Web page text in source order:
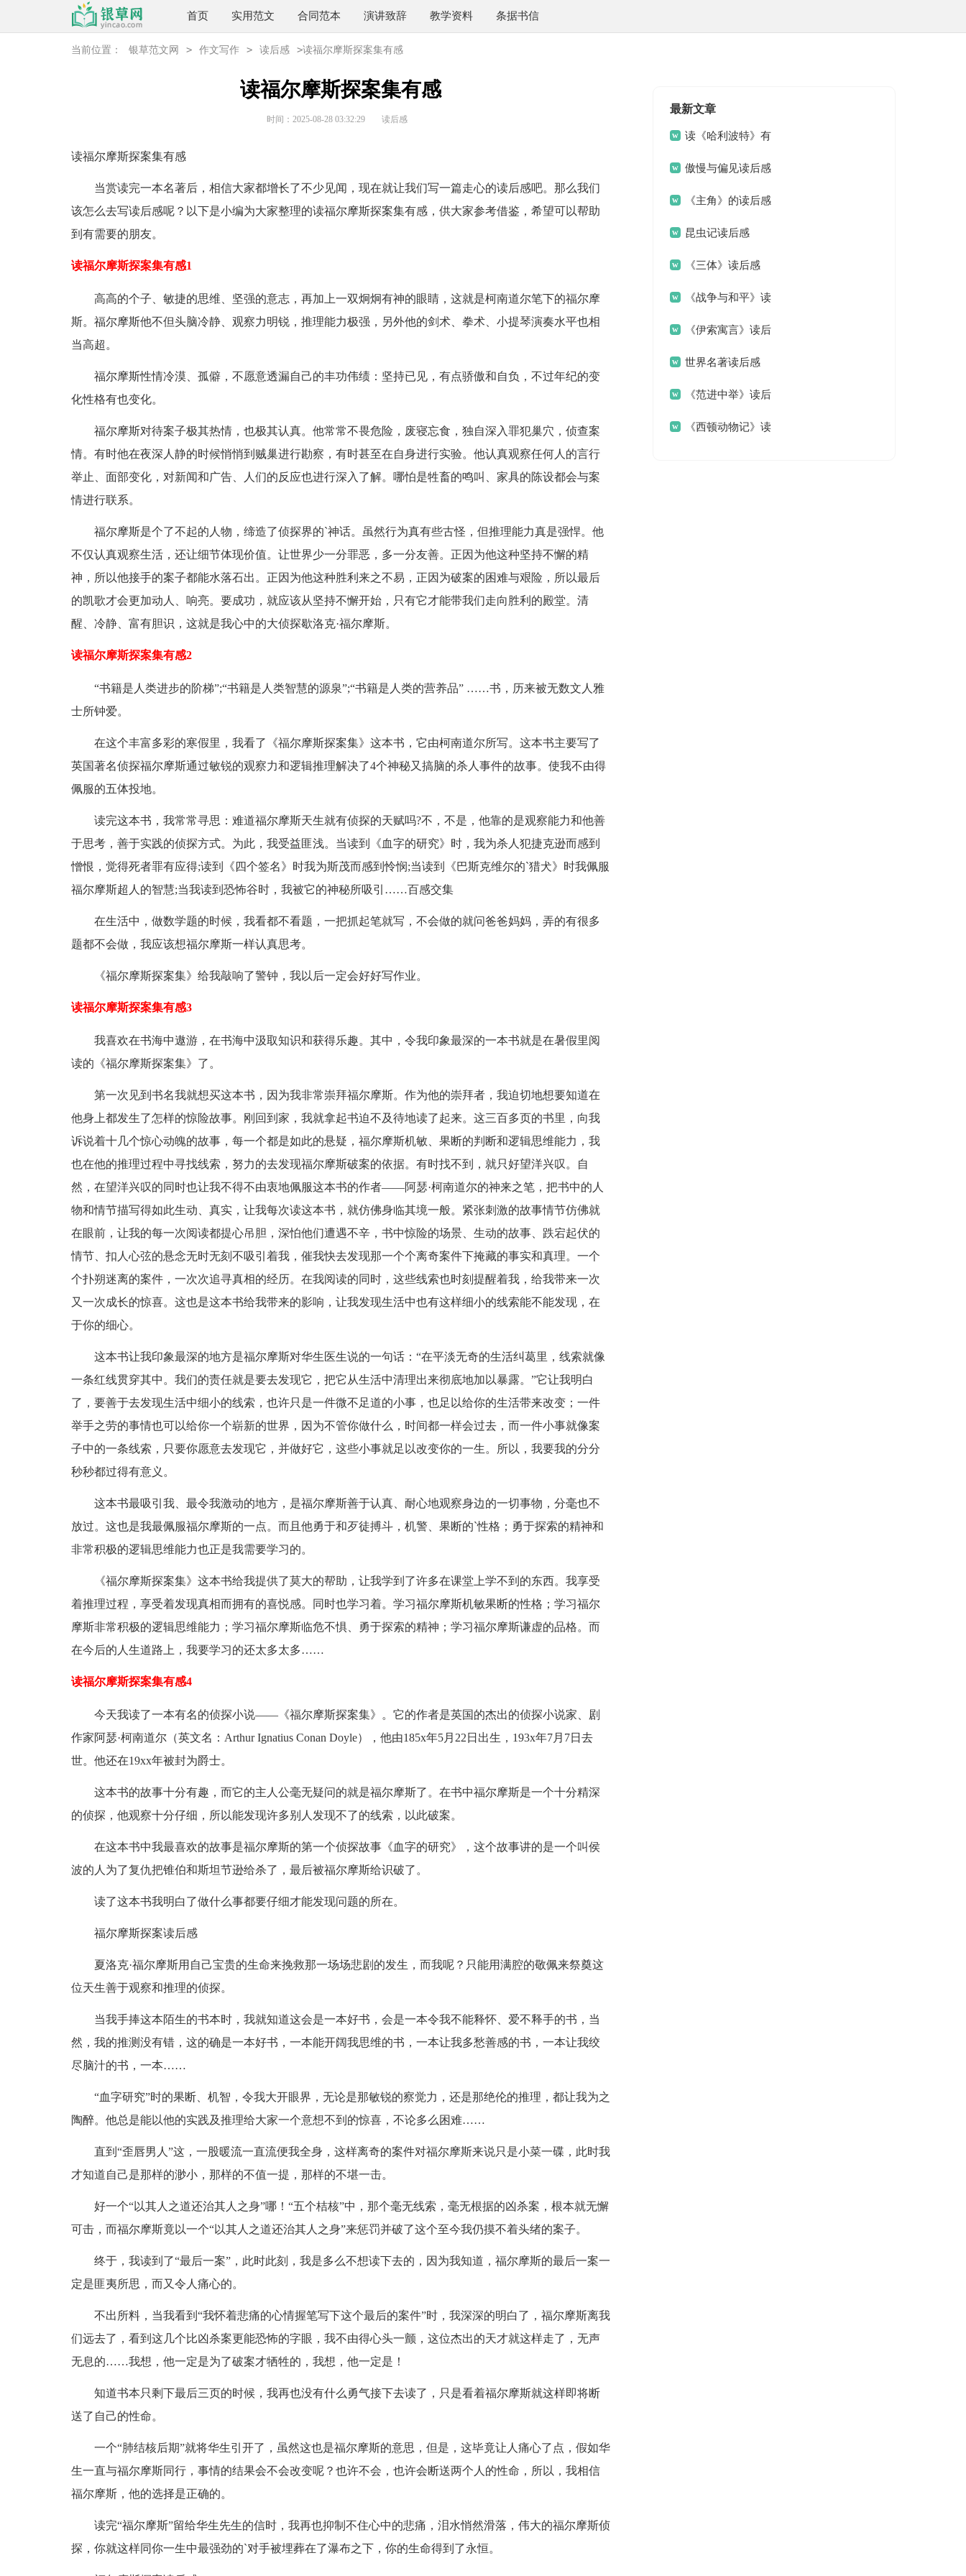
首页 实用范文 合同范本 演讲致辞 教学资料 条据书信
当前位置： 银草范文网 > 作文写作 > 读后感 >读福尔摩斯探案集有感
读福尔摩斯探案集有感
时间：2025-08-28 03:32:29 读后感
读福尔摩斯探案集有感
当赏读完一本名著后，相信大家都增长了不少见闻，现在就让我们写一篇走心的读后感吧。那么我们
该怎么去写读后感呢？以下是小编为大家整理的读福尔摩斯探案集有感，供大家参考借鉴，希望可以帮助
到有需要的朋友。
读福尔摩斯探案集有感1
高高的个子、敏捷的思维、坚强的意志，再加上一双炯炯有神的眼睛，这就是柯南道尔笔下的福尔摩
斯。福尔摩斯他不但头脑冷静、观察力明锐，推理能力极强，另外他的剑术、拳术、小提琴演奏水平也相
当高超。
福尔摩斯性情冷漠、孤僻，不愿意透漏自己的丰功伟绩：坚持已见，有点骄傲和自负，不过年纪的变
化性格有也变化。
福尔摩斯对待案子极其热情，也极其认真。他常常不畏危险，废寝忘食，独自深入罪犯巢穴，侦查案
情。有时他在夜深人静的时候悄悄到贼巢进行勘察，有时甚至在自身进行实验。他认真观察任何人的言行
举止、面部变化，对新闻和广告、人们的反应也进行深入了解。哪怕是牲畜的鸣叫、家具的陈设都会与案
情进行联系。
福尔摩斯是个了不起的人物，缔造了侦探界的`神话。虽然行为真有些古怪，但推理能力真是强悍。他
不仅认真观察生活，还让细节体现价值。让世界少一分罪恶，多一分友善。正因为他这种坚持不懈的精
神，所以他接手的案子都能水落石出。正因为他这种胜利来之不易，正因为破案的困难与艰险，所以最后
的凯歌才会更加动人、响亮。要成功，就应该从坚持不懈开始，只有它才能带我们走向胜利的殿堂。清
醒、冷静、富有胆识，这就是我心中的大侦探歇洛克·福尔摩斯。
读福尔摩斯探案集有感2
“书籍是人类进步的阶梯”;“书籍是人类智慧的源泉”;“书籍是人类的营养品” ……书，历来被无数文人雅
士所钟爱。
在这个丰富多彩的寒假里，我看了《福尔摩斯探案集》这本书，它由柯南道尔所写。这本书主要写了
英国著名侦探福尔摩斯通过敏锐的观察力和逻辑推理解决了4个神秘又搞脑的杀人事件的故事。使我不由得
佩服的五体投地。
读完这本书，我常常寻思：难道福尔摩斯天生就有侦探的天赋吗?不，不是，他靠的是观察能力和他善
于思考，善于实践的侦探方式。为此，我受益匪浅。当读到《血字的研究》时，我为杀人犯捷克逊而感到
憎恨，觉得死者罪有应得;读到《四个签名》时我为斯茂而感到怜悯;当读到《巴斯克维尔的`猎犬》时我佩服
福尔摩斯超人的智慧;当我读到恐怖谷时，我被它的神秘所吸引……百感交集
在生活中，做数学题的时候，我看都不看题，一把抓起笔就写，不会做的就问爸爸妈妈，弄的有很多
题都不会做，我应该想福尔摩斯一样认真思考。
《福尔摩斯探案集》给我敲响了警钟，我以后一定会好好写作业。
读福尔摩斯探案集有感3
我喜欢在书海中遨游，在书海中汲取知识和获得乐趣。其中，令我印象最深的一本书就是在暑假里阅
读的《福尔摩斯探案集》了。
第一次见到书名我就想买这本书，因为我非常崇拜福尔摩斯。作为他的崇拜者，我迫切地想要知道在
他身上都发生了怎样的惊险故事。刚回到家，我就拿起书迫不及待地读了起来。这三百多页的书里，向我
诉说着十几个惊心动魄的故事，每一个都是如此的悬疑，福尔摩斯机敏、果断的判断和逻辑思维能力，我
也在他的推理过程中寻找线索，努力的去发现福尔摩斯破案的依据。有时找不到，就只好望洋兴叹。自
然，在望洋兴叹的同时也让我不得不由衷地佩服这本书的作者——阿瑟·柯南道尔的神来之笔，把书中的人
物和情节描写得如此生动、真实，让我每次读这本书，就仿佛身临其境一般。紧张刺激的故事情节仿佛就
在眼前，让我的每一次阅读都提心吊胆，深怕他们遭遇不辛，书中惊险的场景、生动的故事、跌宕起伏的
情节、扣人心弦的悬念无时无刻不吸引着我，催我快去发现那一个个离奇案件下掩藏的事实和真理。一个
个扑朔迷离的案件，一次次追寻真相的经历。在我阅读的同时，这些线索也时刻提醒着我，给我带来一次
又一次成长的惊喜。这也是这本书给我带来的影响，让我发现生活中也有这样细小的线索能不能发现，在
于你的细心。
这本书让我印象最深的地方是福尔摩斯对华生医生说的一句话：“在平淡无奇的生活纠葛里，线索就像
一条红线贯穿其中。我们的责任就是要去发现它，把它从生活中清理出来彻底地加以暴露。”它让我明白
了，要善于去发现生活中细小的线索，也许只是一件微不足道的小事，也足以给你的生活带来改变；一件
举手之劳的事情也可以给你一个崭新的世界，因为不管你做什么，时间都一样会过去，而一件小事就像案
子中的一条线索，只要你愿意去发现它，并做好它，这些小事就足以改变你的一生。所以，我要我的分分
秒秒都过得有意义。
这本书最吸引我、最令我激动的地方，是福尔摩斯善于认真、耐心地观察身边的一切事物，分毫也不
放过。这也是我最佩服福尔摩斯的一点。而且他勇于和歹徒搏斗，机警、果断的`性格；勇于探索的精神和
非常积极的逻辑思维能力也正是我需要学习的。
《福尔摩斯探案集》这本书给我提供了莫大的帮助，让我学到了许多在课堂上学不到的东西。我享受
着推理过程，享受着发现真相而拥有的喜悦感。同时也学习着。学习福尔摩斯机敏果断的性格；学习福尔
摩斯非常积极的逻辑思维能力；学习福尔摩斯临危不惧、勇于探索的精神；学习福尔摩斯谦虚的品格。而
在今后的人生道路上，我要学习的还太多太多……
读福尔摩斯探案集有感4
今天我读了一本有名的侦探小说——《福尔摩斯探案集》。它的作者是英国的杰出的侦探小说家、剧
作家阿瑟·柯南道尔（英文名：Arthur Ignatius Conan Doyle），他由185x年5月22日出生，193x年7月7日去
世。他还在19xx年被封为爵士。
这本书的故事十分有趣，而它的主人公毫无疑问的就是福尔摩斯了。在书中福尔摩斯是一个十分精深
的侦探，他观察十分仔细，所以能发现许多别人发现不了的线索，以此破案。
在这本书中我最喜欢的故事是福尔摩斯的第一个侦探故事《血字的研究》，这个故事讲的是一个叫侯
波的人为了复仇把锥伯和斯坦节逊给杀了，最后被福尔摩斯给识破了。
读了这本书我明白了做什么事都要仔细才能发现问题的所在。
福尔摩斯探案读后感
夏洛克·福尔摩斯用自己宝贵的生命来挽救那一场场悲剧的发生，而我呢？只能用满腔的敬佩来祭奠这
位天生善于观察和推理的侦探。
当我手捧这本陌生的书本时，我就知道这会是一本好书，会是一本令我不能释怀、爱不释手的书，当
然，我的推测没有错，这的确是一本好书，一本能开阔我思维的书，一本让我多愁善感的书，一本让我绞
尽脑汁的书，一本……
“血字研究”时的果断、机智，令我大开眼界，无论是那敏锐的察觉力，还是那绝伦的推理，都让我为之
陶醉。他总是能以他的实践及推理给大家一个意想不到的惊喜，不论多么困难……
直到“歪唇男人”这，一股暖流一直流便我全身，这样离奇的案件对福尔摩斯来说只是小菜一碟，此时我
才知道自己是那样的渺小，那样的不值一提，那样的不堪一击。
好一个“以其人之道还治其人之身”哪！“五个桔核”中，那个毫无线索，毫无根据的凶杀案，根本就无懈
可击，而福尔摩斯竟以一个“以其人之道还治其人之身”来惩罚并破了这个至今我仍摸不着头绪的案子。
终于，我读到了“最后一案”，此时此刻，我是多么不想读下去的，因为我知道，福尔摩斯的最后一案一
定是匪夷所思，而又令人痛心的。
不出所料，当我看到“我怀着悲痛的心情握笔写下这个最后的案件”时，我深深的明白了，福尔摩斯离我
们远去了，看到这几个比凶杀案更能恐怖的字眼，我不由得心头一颤，这位杰出的天才就这样走了，无声
无息的……我想，他一定是为了破案才牺牲的，我想，他一定是！
知道书本只剩下最后三页的时候，我再也没有什么勇气接下去读了，只是看着福尔摩斯就这样即将断
送了自己的性命。
一个“肺结核后期”就将华生引开了，虽然这也是福尔摩斯的意思，但是，这毕竟让人痛心了点，假如华
生一直与福尔摩斯同行，事情的结果会不会改变呢？也许不会，也许会断送两个人的性命，所以，我相信
福尔摩斯，他的选择是正确的。
读完“福尔摩斯”留给华生先生的信时，我再也抑制不住心中的悲痛，泪水悄然滑落，伟大的福尔摩斯侦
探，你就这样同你一生中最强劲的`对手被埋葬在了瀑布之下，你的生命得到了永恒。
最新文章
读《哈利波特》有
感 傲慢与偏见读后感
《主角》的读后感
昆虫记读后感
《三体》读后感
《战争与和平》读
后感《伊索寓言》读后
感 世界名著读后感
《范进中举》读后
感 《西顿动物记》读